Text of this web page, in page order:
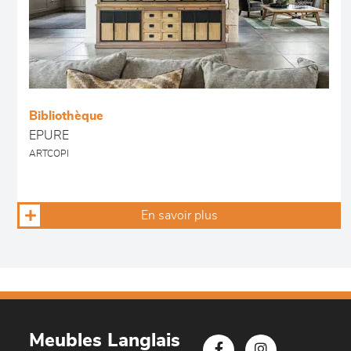
Bibliothèque
EPURE
ARTCOPI
En savoir plus
Meubles Langlais